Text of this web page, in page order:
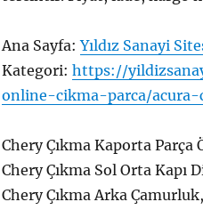
Ana Sayfa:Yıldız Sanayi
Kategori: https://
online-cikma-parca/
Chery Çıkma Kaporta Parça
Chery Çıkma Sol Orta Kapı
Chery Çıkma Arka Çamurluk,